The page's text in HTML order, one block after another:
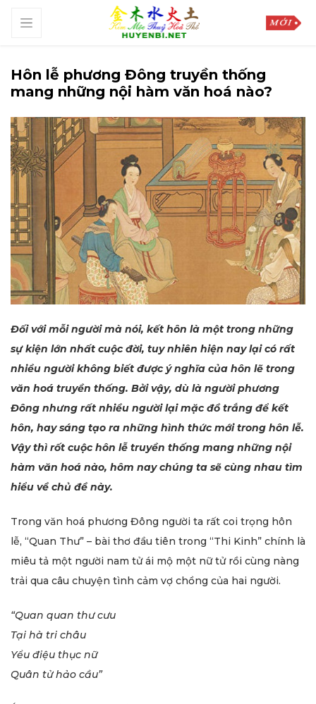
Hôn lễ phương Đông truyền thống
mang những nội hàm văn hoá nào?
Đối với mỗi người mà nói, kết hôn là một trong những
sự kiện lớn nhất cuộc đời, tuy nhiên hiện nay lại có rất
nhiều người không biết được ý nghĩa của hôn lẽ trong
văn hoá truyền thống. Bởi vậy, dù là người phương
Đông nhưng rất nhiều người lại mặc đồ trắng để kết
hôn, hay sáng tạo ra những hình thức mới trong hôn lễ.
Vậy thì rốt cuộc hôn lễ truyền thống mang những nội
hàm văn hoá nào, hôm nay chúng ta sẽ cùng nhau tìm
hiểu về chủ đề này.
Trong văn hoá phương Đông người ta rất coi trọng hôn
lễ, “Quan Thư” – bài thơ đầu tiên trong “Thi Kinh” chính là
miêu tả một người nam tử ái mộ một nữ tử rồi cùng nàng
trải qua câu chuyện tình cảm vợ chồng của hai người.
“Quan quan thư cưu
Tại hà tri châu
Yểu điệu thục nữ
Quân tử hảo cầu”